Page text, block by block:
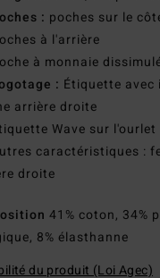
: poches sur le
à l'arrière
à monnaie
: Étiquette avec
arrière droite
Wave sur
caractéristiques :
droite
41% coton, 34%
8% élasthanne
du produit (Loi Agec)